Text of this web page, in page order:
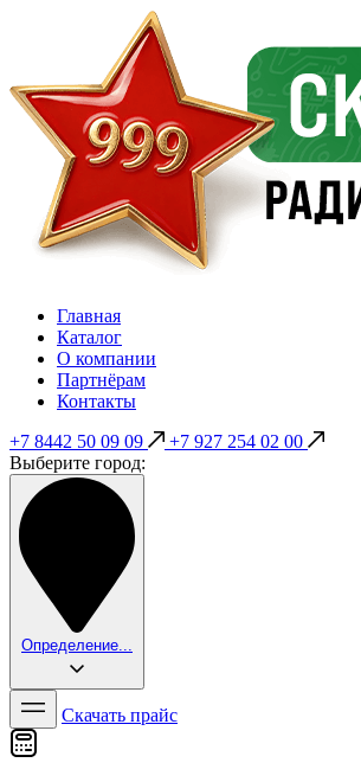
Главная
Каталог
О компании
Партнёрам
Контакты
+7 8442 50 09 09
+7 927 254 02 00
Выберите город:
Определение...
Скачать прайс